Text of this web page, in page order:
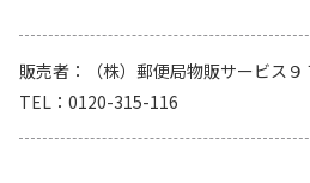
販売者
（株）郵便局物販サービス
TEL
0120-315-116